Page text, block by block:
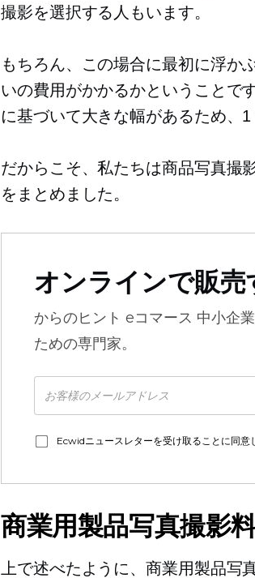
撮影を選択する人もいます。
もちろん、この場合に最初に浮か
いの費用がかかるかということで
に基づいて大きな幅があるため、1
だからこそ、私たちは商品写真撮
をまとめました。
オンラインで販売
からのヒント eコマース 中小企
ための専門家。
Ecwidニュースレターを受け取ることに同意
商業用製品写真撮影
上で述べたように、商業用製品写